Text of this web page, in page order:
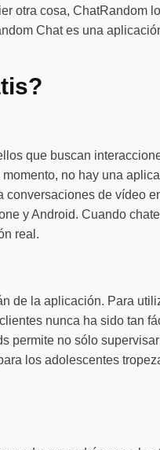
otra cosa, ChatRandom
Chat es una
que buscan
no hay una
de vídeo
y Android. Cuando
real.
de la aplicación. Para
nunca ha sido tan
permite no sólo
los adolescentes